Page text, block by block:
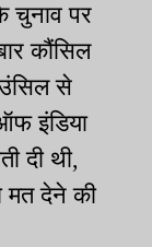
चुनाव पर
कौंसिल
से
इंडिया
दी थी,
मत देने की